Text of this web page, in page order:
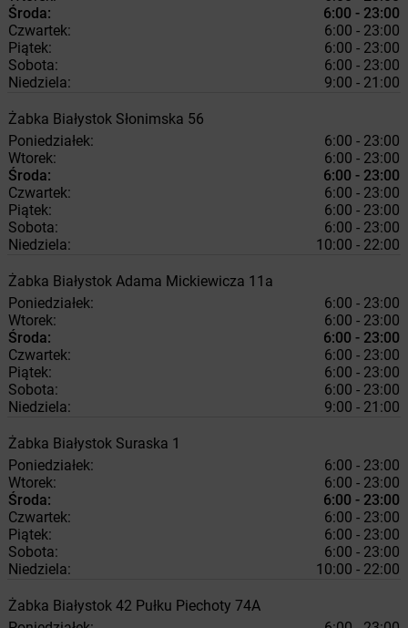
Środa:
6:00 - 23:00
Czwartek:
6:00 - 23:00
Piątek:
6:00 - 23:00
Sobota:
6:00 - 23:00
Niedziela:
9:00 - 21:00
Żabka Białystok Słonimska 56
Poniedziałek:
6:00 - 23:00
Wtorek:
6:00 - 23:00
Środa:
6:00 - 23:00
Czwartek:
6:00 - 23:00
Piątek:
6:00 - 23:00
Sobota:
6:00 - 23:00
Niedziela:
10:00 - 22:00
Żabka Białystok Adama Mickiewicza 11a
Poniedziałek:
6:00 - 23:00
Wtorek:
6:00 - 23:00
Środa:
6:00 - 23:00
Czwartek:
6:00 - 23:00
Piątek:
6:00 - 23:00
Sobota:
6:00 - 23:00
Niedziela:
9:00 - 21:00
Żabka Białystok Suraska 1
Poniedziałek:
6:00 - 23:00
Wtorek:
6:00 - 23:00
Środa:
6:00 - 23:00
Czwartek:
6:00 - 23:00
Piątek:
6:00 - 23:00
Sobota:
6:00 - 23:00
Niedziela:
10:00 - 22:00
Żabka Białystok 42 Pułku Piechoty 74A